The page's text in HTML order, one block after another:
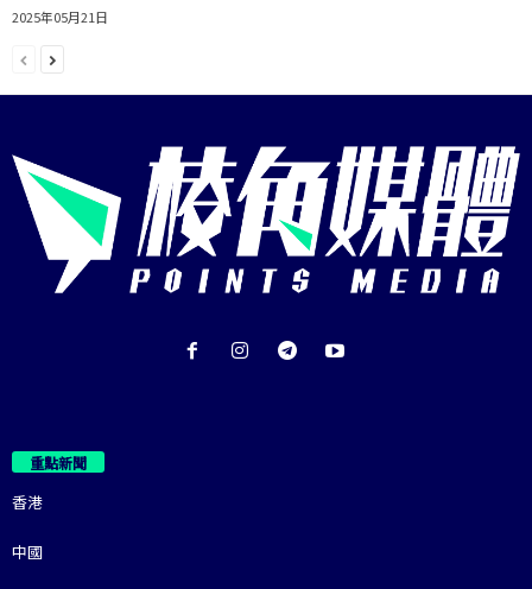
2025年05月21日
重點新聞
香港
中國